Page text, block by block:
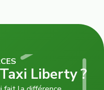
Liberty ?